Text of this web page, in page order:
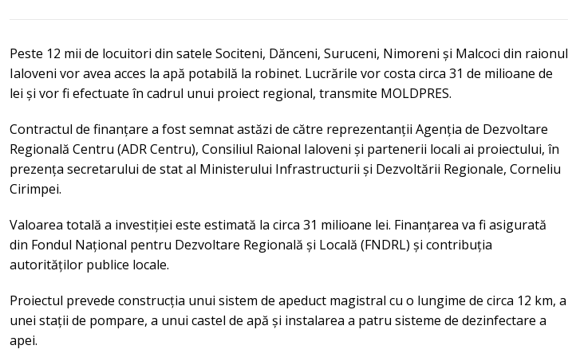
Peste 12 mii de locuitori din satele Sociteni, Dănceni, Suruceni, Nimoreni și Malcoci din raionul
Ialoveni vor avea acces la apă potabilă la robinet. Lucrările vor costa circa 31 de milioane de
lei și vor fi efectuate în cadrul unui proiect regional, transmite MOLDPRES.
Contractul de finanțare a fost semnat astăzi de către reprezentanții Agenția de Dezvoltare
Regională Centru (ADR Centru), Consiliul Raional Ialoveni și partenerii locali ai proiectului, în
prezența secretarului de stat al Ministerului Infrastructurii și Dezvoltării Regionale, Corneliu
Cirimpei.
Valoarea totală a investiției este estimată la circa 31 milioane lei. Finanțarea va fi asigurată
din Fondul Național pentru Dezvoltare Regională și Locală (FNDRL) și contribuția
autorităților publice locale.
Proiectul prevede construcția unui sistem de apeduct magistral cu o lungime de circa 12 km, a
unei stații de pompare, a unui castel de apă și instalarea a patru sisteme de dezinfectare a
apei.